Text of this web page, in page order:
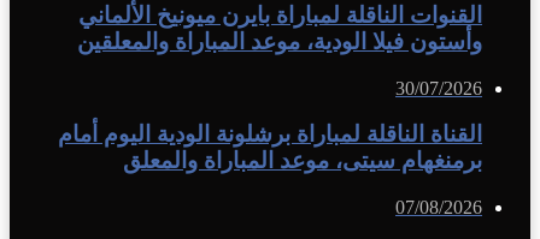
القنوات الناقلة لمباراة بايرن ميونيخ الألماني
وأستون فيلا الودية، موعد المباراة والمعلقين
30/07/2026
القناة الناقلة لمباراة برشلونة الودية اليوم أمام
برمنغهام سيتى، موعد المباراة والمعلق
07/08/2026